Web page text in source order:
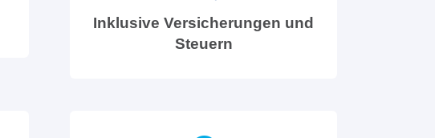
Inklusive Versicherungen und
Steuern